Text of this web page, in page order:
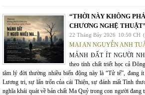
“THỜI NÀY KHÔNG
CHƯƠNG NGHỆ
22 Tháng Bảy 2026 10:50 CH
MAI AN NGUYỄN ANH
MẢNH ĐẤT ÍT NGƯỜI
theo tính chất triết học cả
tâm lý đời thường nhiều biến động này là “Tử tế”, đang
Lương tri, sự lẩn trốn của cái Thiện, sự đánh mất Tình
nghĩa khái quát về bản chất Ma Quỷ trong con người